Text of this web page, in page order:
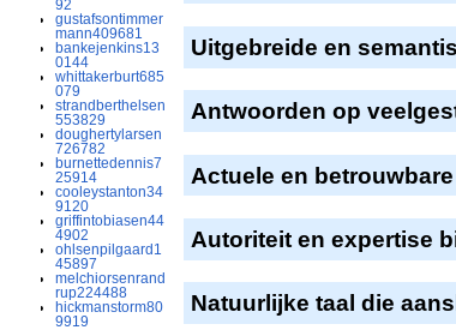
92
gustafsontimmer
mann409681
bankejenkins13
0144
whittakerburt685
079
strandberthelsen
553829
doughertylarsen
726782
burnettedennis7
25914
cooleystanton34
9120
griffintobiasen44
4902
ohlsenpilgaard1
45897
melchiorsenrand
rup224488
hickmanstorm80
9919
Uitgebreide en
Antwoorden op
Actuele en
Autoriteit en expertise
Natuurlijke taal die